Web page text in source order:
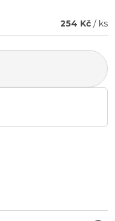
254 Kč / ks